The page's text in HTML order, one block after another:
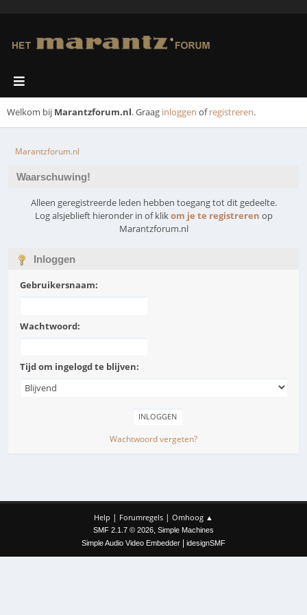
Welkom bij Marantzforum.nl. Graag inloggen ofregistreren.
Marantzforum.nl
Waarschuwing!
Alleen geregistreerde leden hebben toegang tot dit gedeelte.
Log alsjeblieft hieronder in of klikom je te registreren op
Marantzforum.nl
Inloggen
Gebruikersnaam:
Wachtwoord:
Tijd om ingelogd te blijven:
Wachtwoord vergeten?
Help | Forumregels | Omhoog ▲
SMF 2.1.7 © 2026, Simple Machines
Simple Audio Video Embedder
idesignSMF